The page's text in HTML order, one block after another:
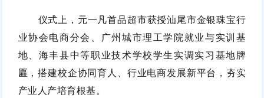
仪式上，元一凡首品超市获授汕尾市金银珠宝行
业协会电商分会、广州城市理工学院就业与实训基
地、海丰县中等职业技术学校学生实调实习基地牌
匾，搭建校企协同育人、行业电商发展新平台，夯实
产业人产培育根基。